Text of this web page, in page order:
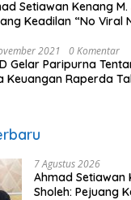
Setiawan Kenang M.
Keadilan “No Viral
2021 0 Komentar
Gelar Paripurna
Keuangan Raperda
7 Agustus 2026
Ahmad Setiawan
Sholeh: Pejuang